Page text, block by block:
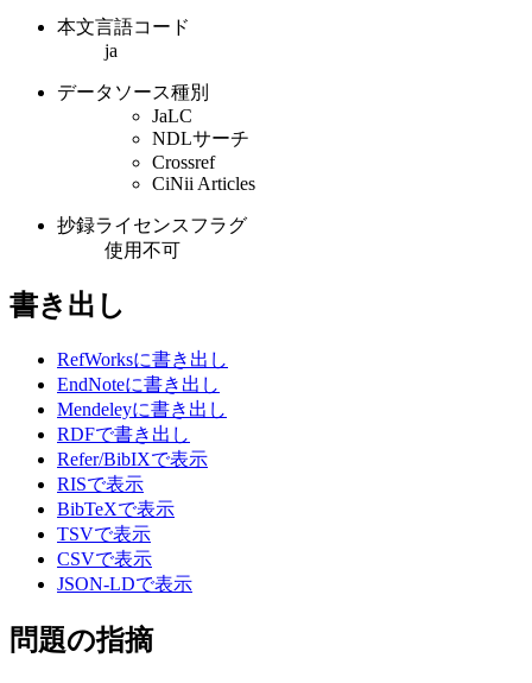
本文言語コード
ja
データソース種別
JaLC
NDLサーチ
Crossref
CiNii Articles
抄録ライセンスフラグ
使用不可
書き出し
RefWorksに書き出し
EndNoteに書き出し
Mendeleyに書き出し
RDFで書き出し
Refer/BibIXで表示
RISで表示
BibTeXで表示
TSVで表示
CSVで表示
JSON-LDで表示
問題の指摘